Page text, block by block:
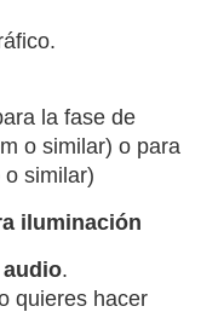
la fase de
o similar) o para
similar)
iluminación
.
quieres hacer